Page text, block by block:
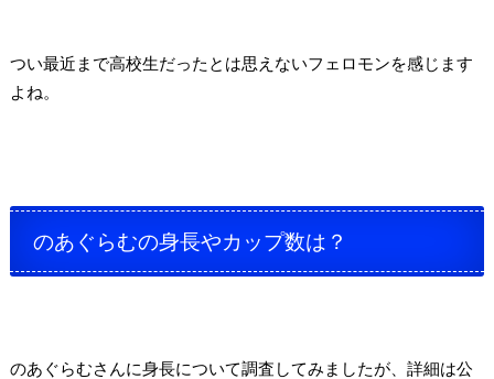
つい最近まで高校生だったとは思えないフェロモンを感じます
よね。
のあぐらむの身長やカップ数は？
のあぐらむさんに身長について調査してみましたが、詳細は公